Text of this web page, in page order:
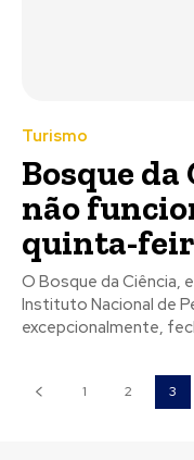
Turismo
Bosque
não
quinta-
O Bosque da Ciência,
Instituto Nacional de
excepcionalmente,
1 2 3